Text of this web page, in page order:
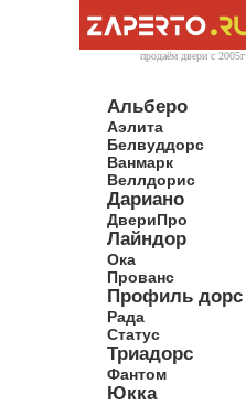
продаём двери c 2005г
Альберо
Аэлита
Белвуддорс
Ванмарк
Веллдорис
Дариано
ДвериПро
Лайндор
Ока
Прованс
Профиль дорс
Рада
Статус
Триадорс
Фантом
Юкка